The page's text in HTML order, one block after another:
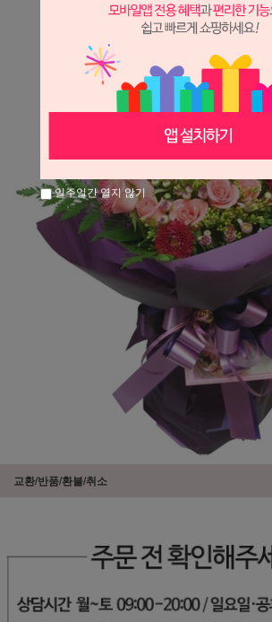
※ 필독해주세요 ※
장미는 시세 변동에 따라 가격이 달라
문의 후 주문 바랍니다.
교환/반품/환불/취소
일주일간 열지 않기